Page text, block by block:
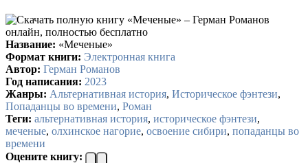
Название: «Меченые»
Формат книги: Электронная книга
Автор: Герман Романов
Год написания: 2023
Жанры: Альтернативная история, Историческое фэнтези,
Попаданцы во времени, Роман
Теги: альтернативная история, историческое фэнтези,
меченые, олхинское нагорие, освоение сибири, попаданцы во
времени
Оцените книгу: